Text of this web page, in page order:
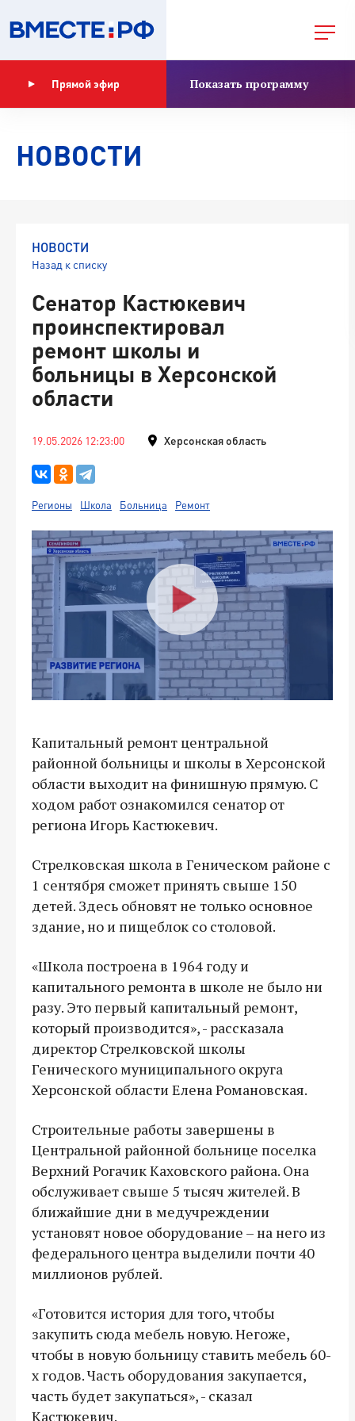
Прямой эфир Показать программу
НОВОСТИ
НОВОСТИ
Назад к списку
Сенатор Кастюкевич
проинспектировал
ремонт школы и
больницы в Херсонской
области
19.05.2026 12:23:00 Херсонская область
Регионы Школа Больница Ремонт
Капитальный ремонт центральной
районной больницы и школы в Херсонской
области выходит на финишную прямую. С
ходом работ ознакомился сенатор от
региона Игорь Кастюкевич.
Стрелковская школа в Геническом районе с
1 сентября сможет принять свыше 150
детей. Здесь обновят не только основное
здание, но и пищеблок со столовой.
«Школа построена в 1964 году и
капитального ремонта в школе не было ни
разу. Это первый капитальный ремонт,
который производится», - рассказала
директор Стрелковской школы
Генического муниципального округа
Херсонской области Елена Романовская.
Строительные работы завершены в
Центральной районной больнице поселка
Верхний Рогачик Каховского района. Она
обслуживает свыше 5 тысяч жителей. В
ближайшие дни в медучреждении
установят новое оборудование – на него из
федерального центра выделили почти 40
миллионов рублей.
«Готовится история для того, чтобы
закупить сюда мебель новую. Негоже,
чтобы в новую больницу ставить мебель 60-
х годов. Часть оборудования закупается,
часть будет закупаться», - сказал
Кастюкевич.